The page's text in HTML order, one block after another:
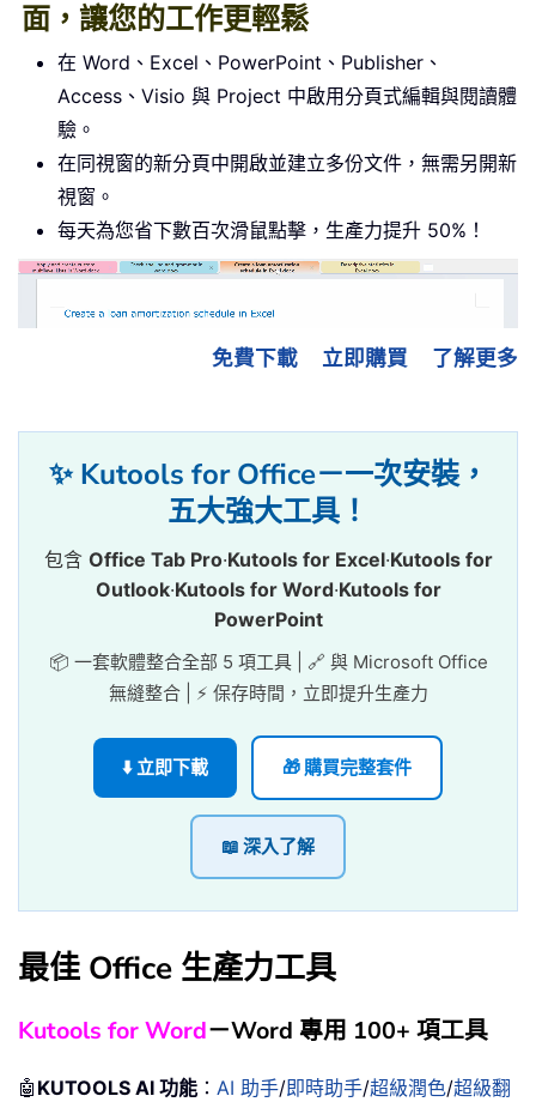
面，讓您的工作更輕鬆
在 Word、Excel、PowerPoint、Publisher、
Access、Visio 與 Project 中啟用分頁式編輯與閱讀體
驗。
在同視窗的新分頁中開啟並建立多份文件，無需另開新
視窗。
每天為您省下數百次滑鼠點擊，生產力提升 50%！
免費下載 立即購買 了解更多
✨ Kutools for Office－一次安裝，
五大強大工具！
包含 Office Tab Pro·Kutools for Excel·Kutools for
Outlook·Kutools for Word·Kutools for
PowerPoint
📦 一套軟體整合全部 5 項工具 | 🔗 與 Microsoft Office
無縫整合 | ⚡ 保存時間，立即提升生產力
⬇️ 立即下載 🎁 購買完整套件
📖 深入了解
最佳 Office 生產力工具
Kutools for Word－Word 專用 100+ 項工具
🤖 KUTOOLS AI 功能 ： AI 助手/即時助手/超級潤色/超級翻